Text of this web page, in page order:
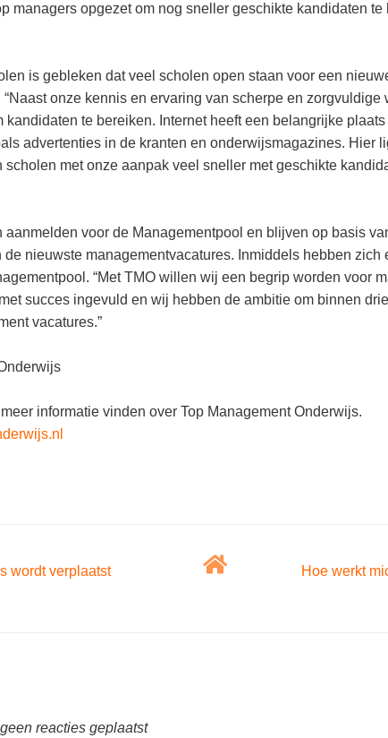
managers opgezet om nog sneller geschikte kandidaten
is gebleken dat veel scholen open staan voor een
onze kennis en ervaring van scherpe en
kandidaten te bereiken. Internet heeft een belangrijke
advertenties in de kranten en onderwijsmagazines. Hier
met onze aanpak veel sneller met geschikte
aanmelden voor de Managementpool en blijven op basis
nieuwste managementvacatures. Inmiddels hebben zich
“Met TMO willen wij een begrip worden voor
succes ingevuld en wij hebben de ambitie om binnen
vacatures.”
informatie vinden over Top Management Onderwijs.
wordt verplaatst
Hoe werkt
reacties geplaatst